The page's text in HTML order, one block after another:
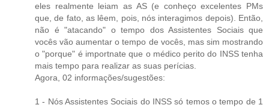
eles realmente leiam as AS (e conheço excelentes PMs
que, de fato, as lêem, pois, nós interagimos depois). Então,
não é "atacando" o tempo dos Assistentes Sociais que
vocês vão aumentar o tempo de vocês, mas sim mostrando
o "porque" é importnate que o médico perito do INSS tenha
mais tempo para realizar as suas perícias.
Agora, 02 informações/sugestões:
1 - Nós Assistentes Sociais do INSS só temos o tempo de 1